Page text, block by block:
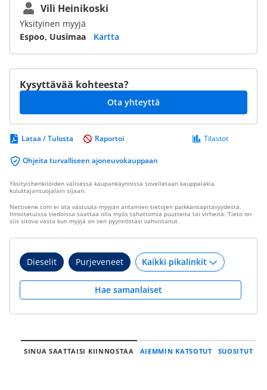
Vili Heinikoski
Yksityinen myyjä
Espoo, Uusimaa
Kartta
Kysyttävää kohteesta?
Ota yhteyttä
Lataa / Tulosta
Ohjeita turvalliseen ajoneuvokauppaan
Tilastot
Raportoi
Yksityishenkilöiden välisessä kaupankäynnissä sovelletaan kauppalakia
kuluttajansuojalain sijaan.
Nettivene.com ei ota vastuuta myyjän antamien tietojen paikkansapitävyydestä.
Ilmoitetuissa tiedoissa saattaa olla myös tahattomia puutteita tai virheitä. Tieto on
siis sitova vasta kun myyjä on sen pyynnöstäsi vahvistanut.
Dieselit Purjeveneet
Hae samanlaiset
SINUA SAATTAISI KIINNOSTAA AIEMMIN KATSOTUT SUOSITUT